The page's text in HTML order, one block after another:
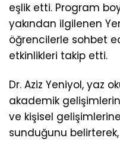
eşlik etti. Program
yakından ilgilenen
öğrencilerle sohbet
etkinlikleri takip etti.
Dr. Aziz Yeniyol, yaz
akademik
ve kişisel
sunduğunu